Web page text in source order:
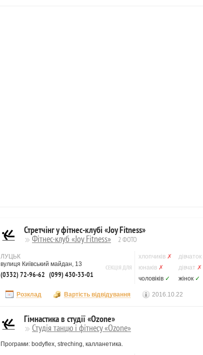
Стретчінг у фітнес-клубі «Joy Fitness»
Фітнес-клуб «Joy Fitness» 2 ФОТО
ЛУЦЬК
вулиця Київський майдан, 13
(0332) 72-96-62 (099) 430-33-01
СЕКЦІЯ ДЛЯ
хлопчиків ✗ дівчаток
юнаків ✗ дівчат ✗
чоловіків ✓ жінок ✓
Розклад Вартість відвідування 2016.10.22
Гімнастика в студії «Ozone»
Студія танцю і фітнесу «Ozone»
Програми: bodyflex, streching, калланетика.